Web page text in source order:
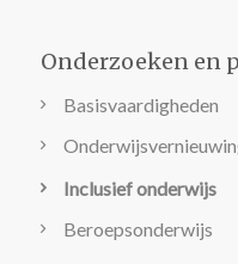
Onderzoeken en
Basisvaardigheden
Inclusief onderwijs
Beroepsonderwijs